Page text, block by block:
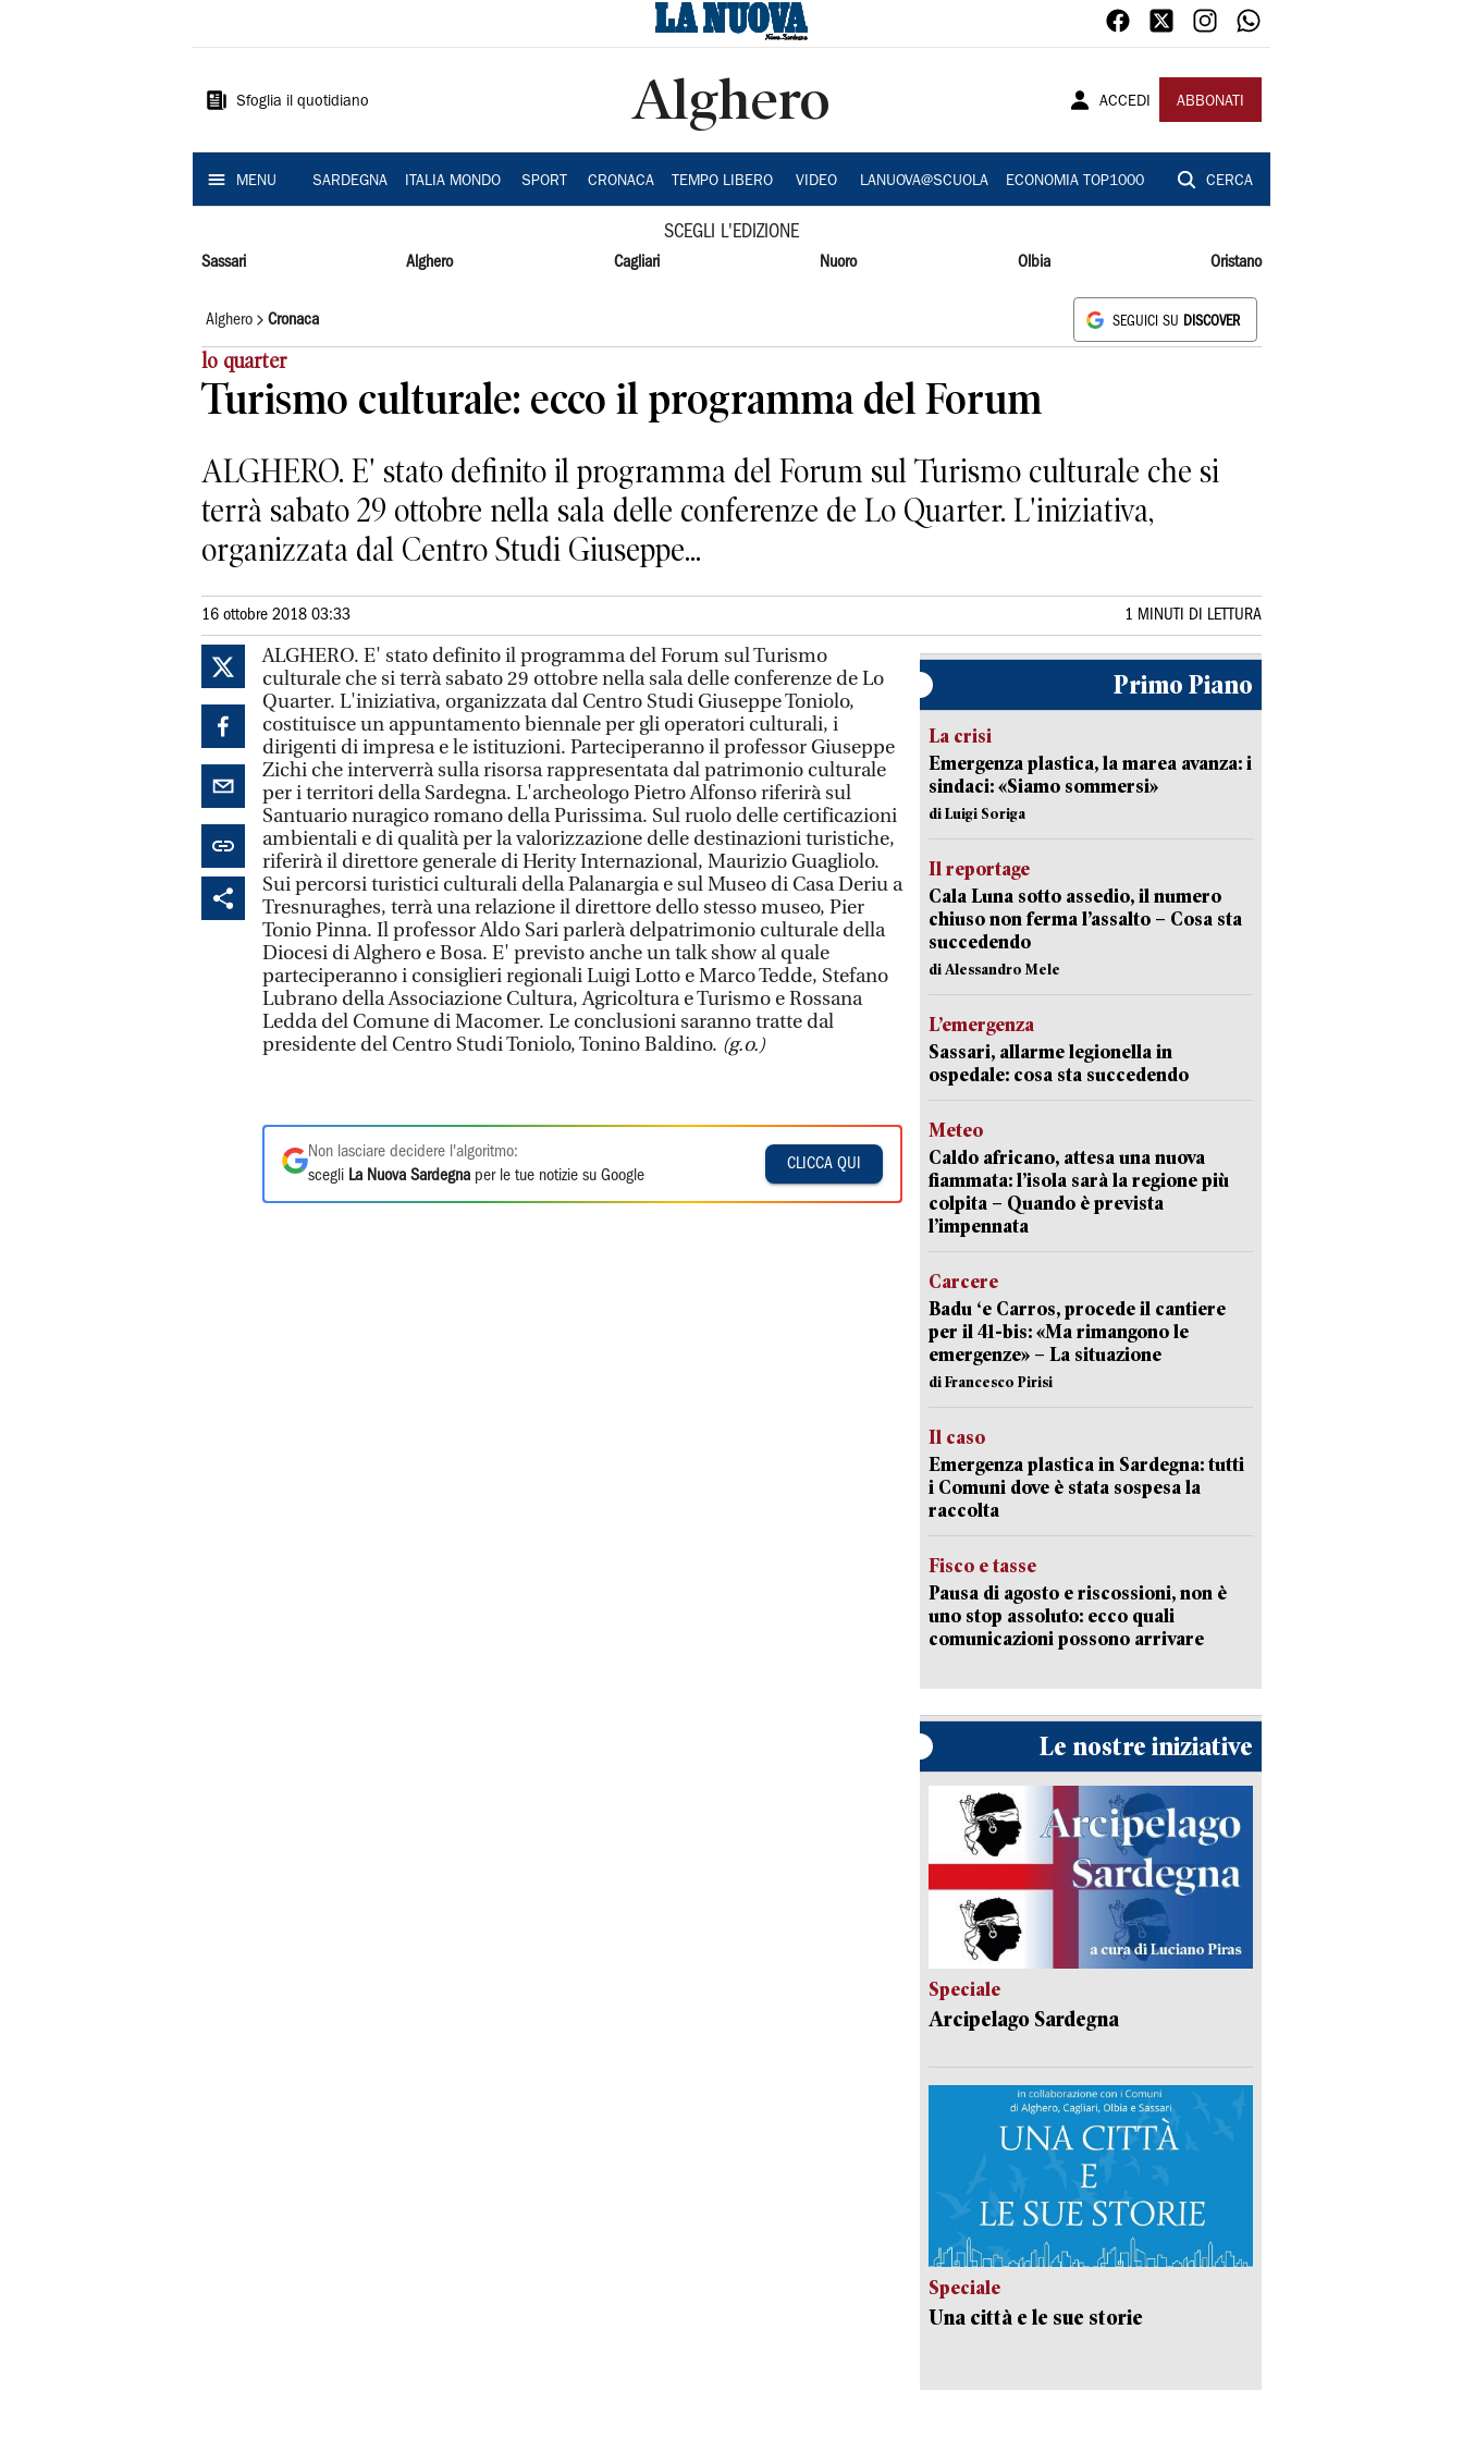
Sardegna
Sfoglia il quotidiano Alghero ACCEDI ABBONATI
MENU SARDEGNA ITALIA MONDO SPORT CRONACA TEMPO LIBERO VIDEO LANUOVA@SCUOLA ECONOMIA TOP1000 CERCA
SCEGLI L'EDIZIONE
Sassari Alghero Cagliari Nuoro Olbia Oristano
Alghero Cronaca SEGUICI SU DISCOVER
lo quarter
Turismo culturale: ecco il programma del Forum
ALGHERO. E' stato definito il programma del Forum sul Turismo culturale che si
terrà sabato 29 ottobre nella sala delle conferenze de Lo Quarter. L'iniziativa,
organizzata dal Centro Studi Giuseppe...
16 ottobre 2018 03:33 1 MINUTI DI LETTURA
ALGHERO. E' stato definito il programma del Forum sul Turismo
culturale che si terrà sabato 29 ottobre nella sala delle conferenze de Lo
Quarter. L'iniziativa, organizzata dal Centro Studi Giuseppe Toniolo,
costituisce un appuntamento biennale per gli operatori culturali, i
dirigenti di impresa e le istituzioni. Parteciperanno il professor Giuseppe
Zichi che interverrà sulla risorsa rappresentata dal patrimonio culturale
per i territori della Sardegna. L'archeologo Pietro Alfonso riferirà sul
Santuario nuragico romano della Purissima. Sul ruolo delle certificazioni
ambientali e di qualità per la valorizzazione delle destinazioni turistiche,
riferirà il direttore generale di Herity Internazional, Maurizio Guagliolo.
Sui percorsi turistici culturali della Palanargia e sul Museo di Casa Deriu a
Tresnuraghes, terrà una relazione il direttore dello stesso museo, Pier
Tonio Pinna. Il professor Aldo Sari parlerà delpatrimonio culturale della
Diocesi di Alghero e Bosa. E' previsto anche un talk show al quale
parteciperanno i consiglieri regionali Luigi Lotto e Marco Tedde, Stefano
Lubrano della Associazione Cultura, Agricoltura e Turismo e Rossana
Ledda del Comune di Macomer. Le conclusioni saranno tratte dal
presidente del Centro Studi Toniolo, Tonino Baldino. (g.o.)
Non lasciare decidere l'algoritmo:
scegli La Nuova Sardegna per le tue notizie su Google
CLICCA QUI
Primo Piano
La crisi
Emergenza plastica, la marea avanza: i
sindaci: «Siamo sommersi»
di Luigi Soriga
Il reportage
Cala Luna sotto assedio, il numero
chiuso non ferma l’assalto – Cosa sta
succedendo
di Alessandro Mele
L’emergenza
Sassari, allarme legionella in
ospedale: cosa sta succedendo
Meteo
Caldo africano, attesa una nuova
fiammata: l’isola sarà la regione più
colpita – Quando è prevista
l’impennata
Carcere
Badu ‘e Carros, procede il cantiere
per il 41-bis: «Ma rimangono le
emergenze» – La situazione
di Francesco Pirisi
Il caso
Emergenza plastica in Sardegna: tutti
i Comuni dove è stata sospesa la
raccolta
Fisco e tasse
Pausa di agosto e riscossioni, non è
uno stop assoluto: ecco quali
comunicazioni possono arrivare
Le nostre iniziative
Speciale
Arcipelago Sardegna
Speciale
Una città e le sue storie